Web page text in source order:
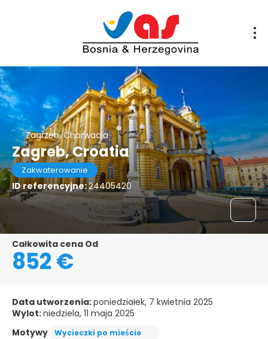
Zagrzeb, Chorwacja
Zagreb, Croatia
Zakwaterowanie
ID referencyjne:24405420
Całkowita cena Od
852 €
Data utworzenia:poniedziałek, 7 kwietnia 2025
Wylot:niedziela, 11 maja 2025
Motywy
Wycieczki po mieście